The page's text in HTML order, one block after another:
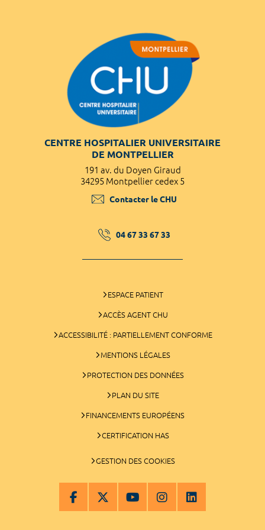
CENTRE HOSPITALIER UNIVERSITAIRE
DE MONTPELLIER
191 av. du Doyen Giraud
34295 Montpellier cedex 5
Contacter le CHU
04 67 33 67 33
ESPACE PATIENT
ACCÈS AGENT CHU
ACCESSIBILITÉ : PARTIELLEMENT CONFORME
MENTIONS LÉGALES
PROTECTION DES DONNÉES
PLAN DU SITE
FINANCEMENTS EUROPÉENS
CERTIFICATION HAS
GESTION DES COOKIES